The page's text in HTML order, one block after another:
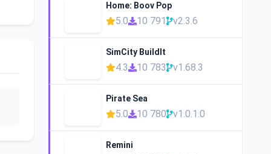
Home: Boov Pop
5.0 10 791 v2.3.6
SimCity BuildIt
4.3 10 783 v1.68.3
Pirate Sea
5.0 10 780 v1.0.1.0
Remini